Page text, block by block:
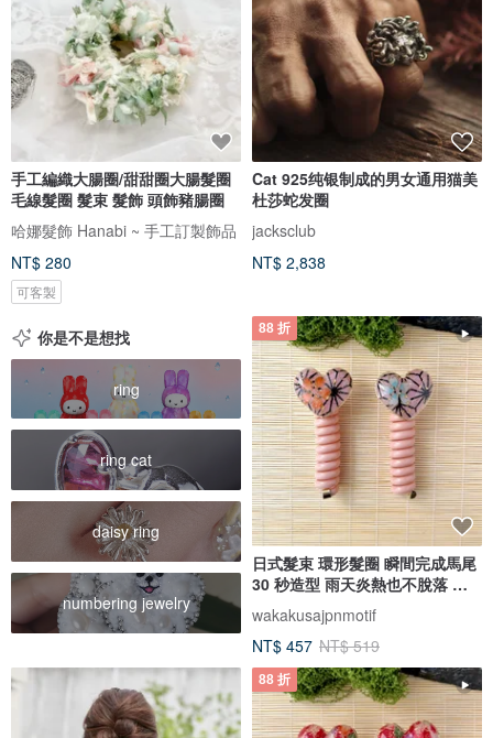
手工編織大腸圈/甜甜圈大腸髮圈
毛線髮圈 髮束 髮飾 頭飾豬腸圈
哈娜髮飾 Hanabi ~ 手工訂製飾品
NT$ 280
可客製
Cat 925纯银制成的男女通用猫美
杜莎蛇发圈
jacksclub
NT$ 2,838
你是不是想找
ring
ring cat
daisy ring
numbering jewelry
88 折
日式髮束 環形髮圈 瞬間完成馬尾
30 秒造型 雨天炎熱也不脫落 簡
易髮型
wakakusajpnmotif
NT$ 457 NT$ 519
88 折